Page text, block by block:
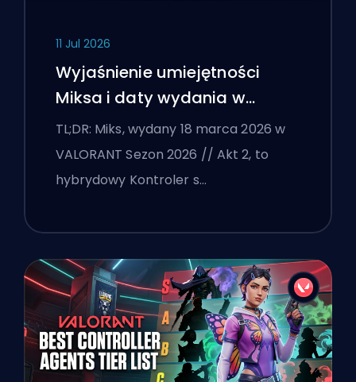
11 Jul 2026
Wyjaśnienie umiejętności
Miksa i daty wydania w
VALORANT
TL;DR: Miks, wydany 18 marca 2026 w
VALORANT Sezon 2026 // Akt 2, to
hybrydowy Kontroler s…